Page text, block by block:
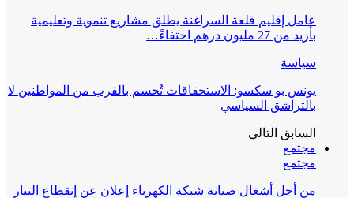
عامل إقليم قلعة السراغنة يطلق مشاريع تنموية وتعليمية
بأزيد من 27 مليون درهم احتفاءً…
سياسة
يونس بو سكسو: الاستحقاقات تُحسم بالقرب من المواطنين لا
بالتراشق السياسي
السابق التالي
مجتمع
مجتمع
من أجل أشغال صيانة شبكة الكهرباء إعلان عن إنقطاع التيار